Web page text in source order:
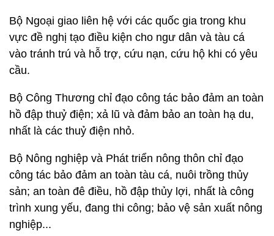
Bộ Ngoại giao liên hệ với các quốc gia trong khu
vực đề nghị tạo điều kiện cho ngư dân và tàu cá
vào tránh trú và hỗ trợ, cứu nạn, cứu hộ khi có yêu
cầu.
Bộ Công Thương chỉ đạo công tác bảo đảm an toàn
hồ đập thuỷ điện; xả lũ và đảm bảo an toàn hạ du,
nhất là các thuỷ điện nhỏ.
Bộ Nông nghiệp và Phát triển nông thôn chỉ đạo
công tác bảo đảm an toàn tàu cá, nuôi trồng thủy
sản; an toàn đê điều, hồ đập thủy lợi, nhất là công
trình xung yếu, đang thi công; bảo vệ sản xuất nông
nghiệp...